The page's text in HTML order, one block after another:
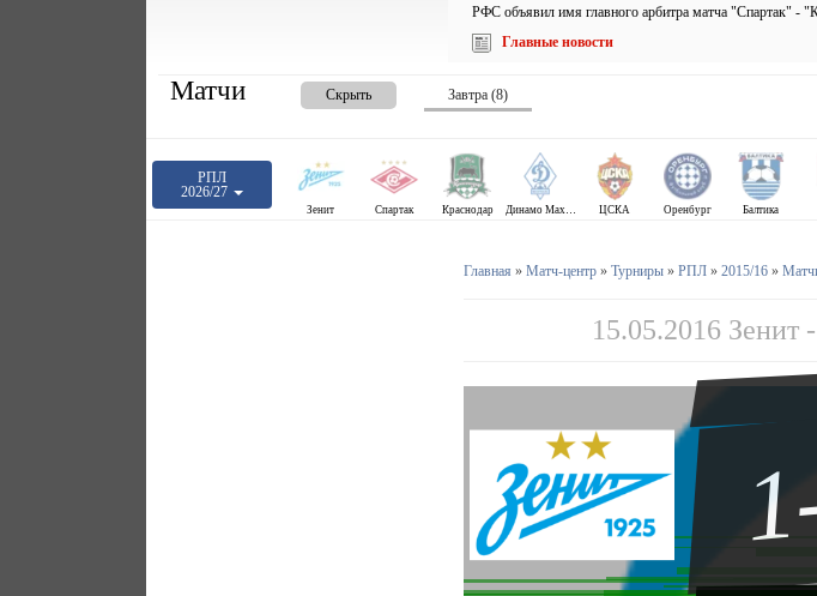
РФС объявил имя главного арбитра матча "Спартак" -
Главные новости
Матчи Скрыть Завтра (8)
РПЛ
2026/27
Зенит Спартак Краснодар Динамо Махачкала ЦСКА Оренбург Балтика
Главная » Матч-центр» Турниры» РПЛ» 2015/16»
15.05.2016 Зенит